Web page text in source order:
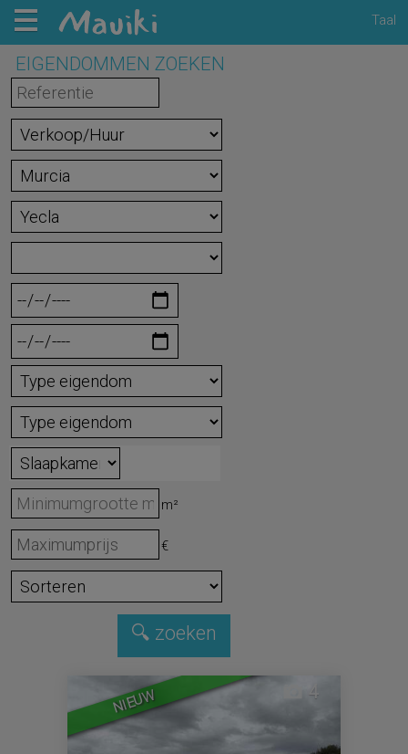
Taal
EIGENDOMMEN ZOEKEN
m²
€
NIEUW 4